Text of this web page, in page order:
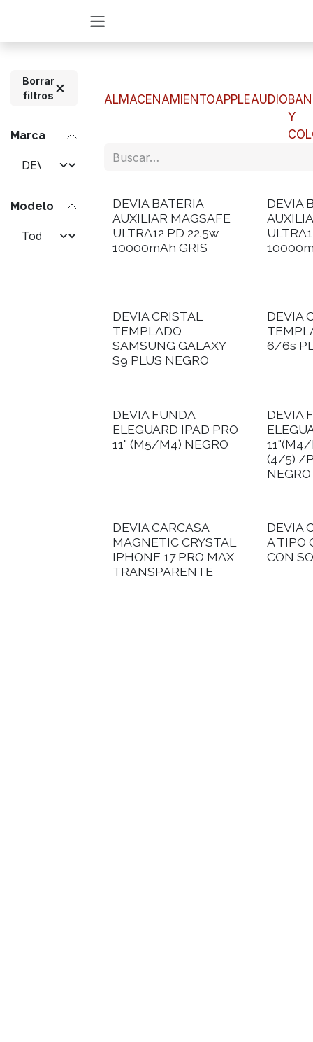
Borrar
filtros
Marca
Modelo
ALMACENAMIENTOAPPLEAUDIO
Y
DEVIA BATERIA
AUXILIAR MAGSAFE
ULTRA12 PD 22.5w
10000mAh GRIS
DEVIA
DEVIA CRISTAL
TEMPLADO
SAMSUNG GALAXY
S9 PLUS NEGRO
DEVIA
6/6s
DEVIA FUNDA
ELEGUARD IPAD PRO
11" (M5/M4) NEGRO
DEVIA
(4/5) /
NEGRO
DEVIA CARCASA
MAGNETIC CRYSTAL
IPHONE 17 PRO MAX
TRANSPARENTE
DEVIA
A TIPO
CON